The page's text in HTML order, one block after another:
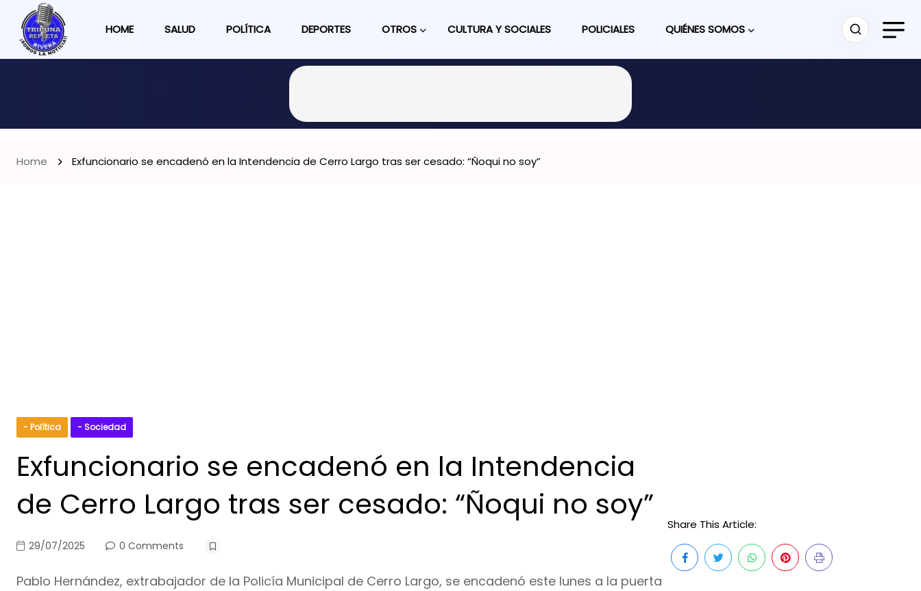
HOME SALUD POLÍTICA DEPORTES OTROS CULTURA Y SOCIALES POLICIALES QUIÉNES SOMOS
Home Exfuncionario se encadenó en la Intendencia de Cerro Largo tras ser cesado: “Ñoqui no soy”
- Política - Sociedad
Exfuncionario se encadenó en la Intendencia
de Cerro Largo tras ser cesado: “Ñoqui no soy”
29/07/2025 0 Comments
Pablo Hernández, extrabajador de la Policía Municipal de Cerro Largo, se encadenó este lunes a la puerta
Share This Article: